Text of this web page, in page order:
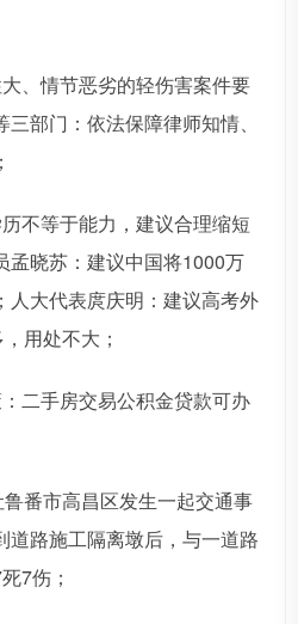
、情节恶劣的轻伤害案件要
部门：依法保障律师知情、
不等于能力，建议合理缩短
孟晓苏：建议中国将1000万
人大代表庹庆明：建议高考外
用处不大；
二手房交易公积金贷款可办
番市高昌区发生一起交通事
道路施工隔离墩后，与一道路
7伤；